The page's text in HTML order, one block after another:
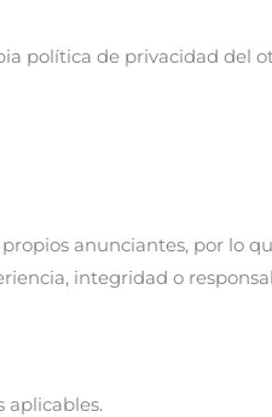
política de privacidad del
anunciantes, por lo
integridad o
aplicables.